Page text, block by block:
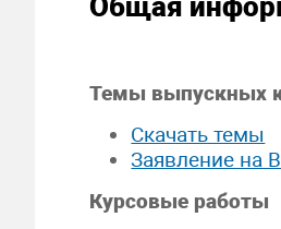
Общая
Темы выпускных
Скачать темы
Заявление на
Курсовые работы